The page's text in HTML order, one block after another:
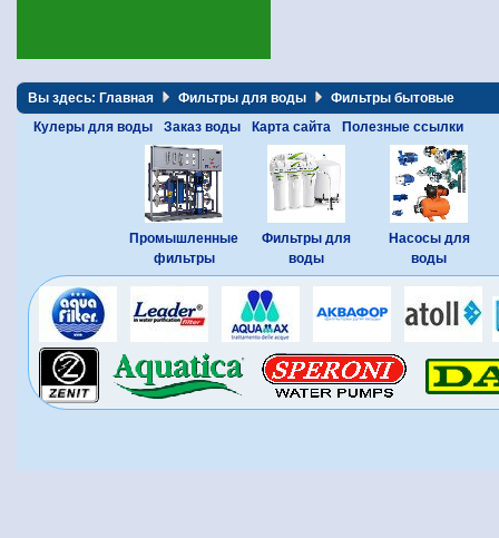
Вы здесь: Главная Фильтры для воды
Фильтры бытовые
Кулеры для воды
Заказ воды Карта сайта Полезные ссылки
Промышленные
фильтры
Фильтры для
воды
Насосы для
воды